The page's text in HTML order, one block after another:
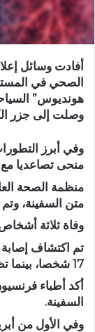
الصحي في
هونديوس”
وصلت إلى جزر
وفي أبرز
منحى تصاعديا
منظمة الصحة
متن السفينة،
وفاة ثلاثة
تم اكتشاف إصابة
17 شخصا، بينما تظهر على آخر أعراض خفيفة.
أكد أطباء
السفينة.
وفي الأول من